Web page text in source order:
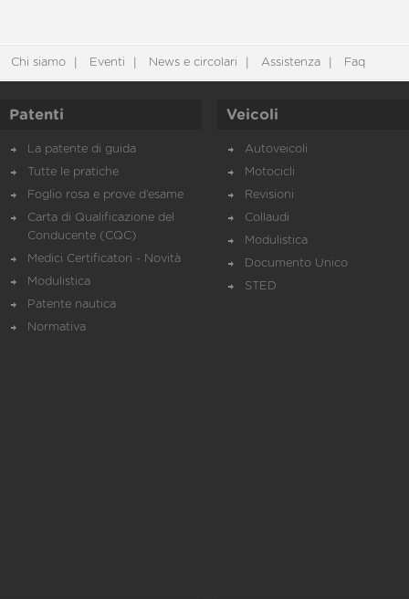
Chi siamo Eventi News e circolari Assistenza Faq
Patenti
La patente di guida
Tutte le pratiche
Foglio rosa e prove d’esame
Carta di Qualificazione del
Conducente (CQC)
Medici Certificatori - Novità
Modulistica
Patente nautica
Normativa
Veicoli
Autoveicoli
Motocicli
Revisioni
Collaudi
Modulistica
Documento Unico
STED